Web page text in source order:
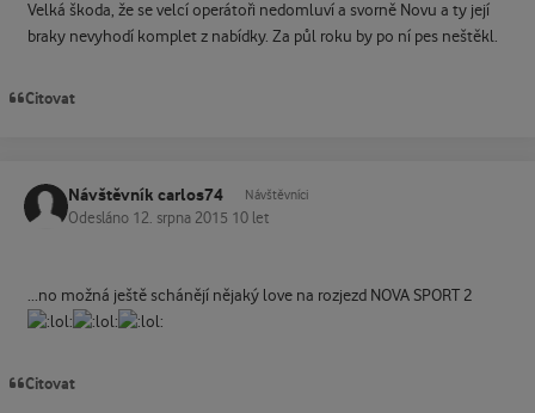
Velká škoda, že se velcí operátoři nedomluví a svorně Novu a ty její
braky nevyhodí komplet z nabídky. Za půl roku by po ní pes neštěkl.
Citovat
Návštěvník carlos74 Návštěvníci
Odesláno 12. srpna 2015 10 let
...no možná ještě schánějí nějaký love na rozjezd NOVA SPORT 2
Citovat